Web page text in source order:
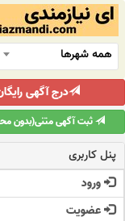
همه شهرها
درج آگهی
ثبت آگهی متنی(بدون
پنل کاربری
ورود
عضویت